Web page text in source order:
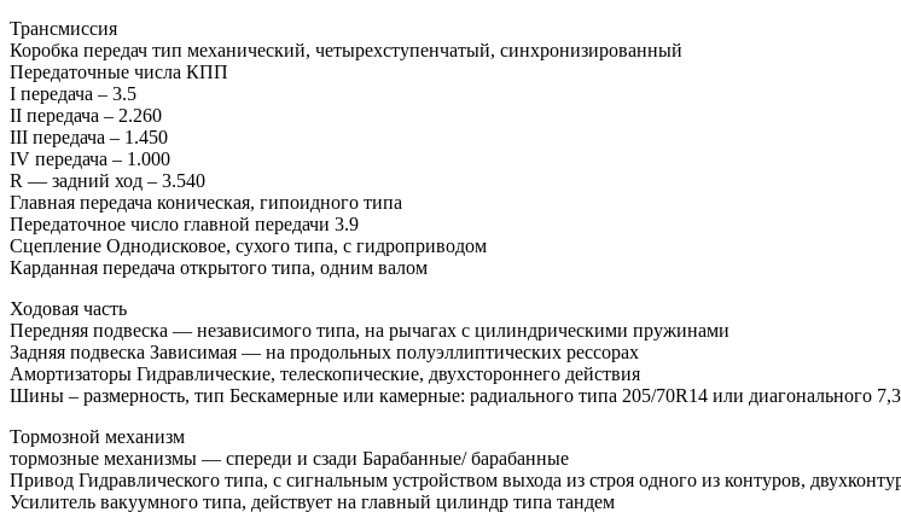
Трансмиссия
Коробка передач тип механический, четырехступенчатый, синхронизированный
Передаточные числа КПП
I передача – 3.5
II передача – 2.260
III передача – 1.450
IV передача – 1.000
R — задний ход – 3.540
Главная передача коническая, гипоидного типа
Передаточное число главной передачи 3.9
Сцепление Однодисковое, сухого типа, с гидроприводом
Карданная передача открытого типа, одним валом
Ходовая часть
Передняя подвеска — независимого типа, на рычагах с цилиндрическими пружинами
Задняя подвеска Зависимая — на продольных полуэллиптических рессорах
Амортизаторы Гидравлические, телескопические, двухстороннего действия
Шины – размерность, тип Бескамерные или камерные: радиального типа 205/70R14 или диагонального
Тормозной механизм
тормозные механизмы — спереди и сзади Барабанные/ барабанные
Привод Гидравлического типа, с сигнальным устройством выхода из строя одного из контуров,
Усилитель вакуумного типа, действует на главный цилиндр типа тандем